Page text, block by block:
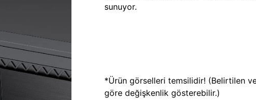
sunuyor.
*Ürün görselleri temsilidir! (Belirtilen
göre değişkenlik gösterebilir.)